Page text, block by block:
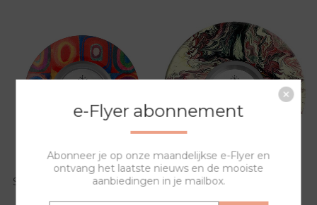
SIERRING MET PRINT L210
SIERRING MET PRINT
e-Flyer abonnement
Abonneer je op onze maandelijkse e-Flyer en
ontvang het laatste nieuws en de mooiste
aanbiedingen in je mailbox.